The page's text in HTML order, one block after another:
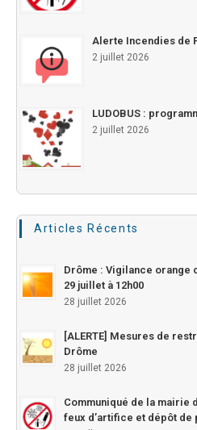
Alerte Incendies de
2 juillet 2026
LUDOBUS :
2 juillet 2026
Articles Récents
Drôme : Vigilance
29 juillet à 12h00
28 juillet 2026
[ALERTE] Mesures de
Drôme
28 juillet 2026
Communiqué de la mairie
feux d’artifice et dépôt de